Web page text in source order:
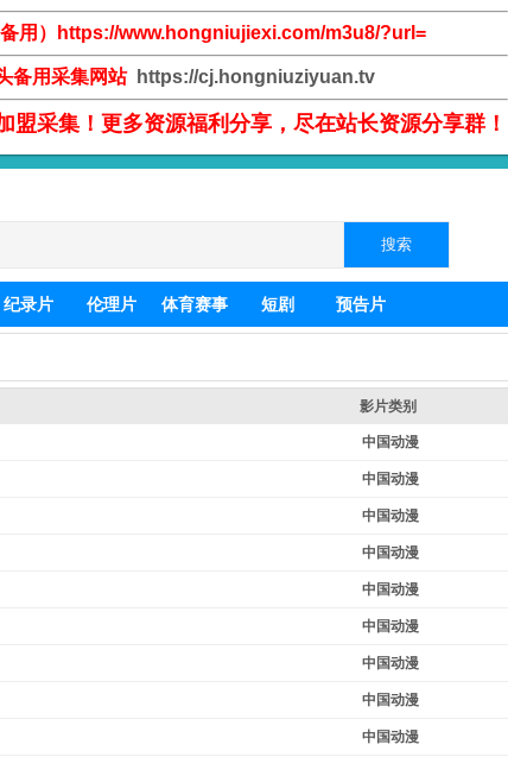
备用）https://www.hongniujiexi.com/m3u8/?url=
备用采集网站https://cj.hongniuziyuan.tv
盟采集！更多资源福利分享，尽在站长资源分享群！
纪录片 伦理片 体育赛事 短剧 预告片
影片类别
中国动漫
中国动漫
中国动漫
中国动漫
中国动漫
中国动漫
中国动漫
中国动漫
中国动漫